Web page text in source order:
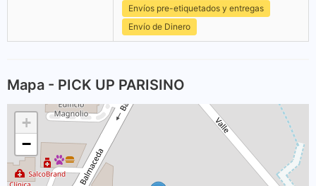
Envíos pre-etiquetados y entregas
Envío de Dinero
Mapa - PICK UP PARISINO
+
−